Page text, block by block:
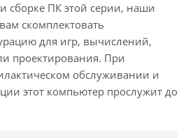
сборке ПК этой серии, наши
скомплектовать
для игр, вычислений,
проектирования. При
обслуживании и
этот компьютер прослужит до